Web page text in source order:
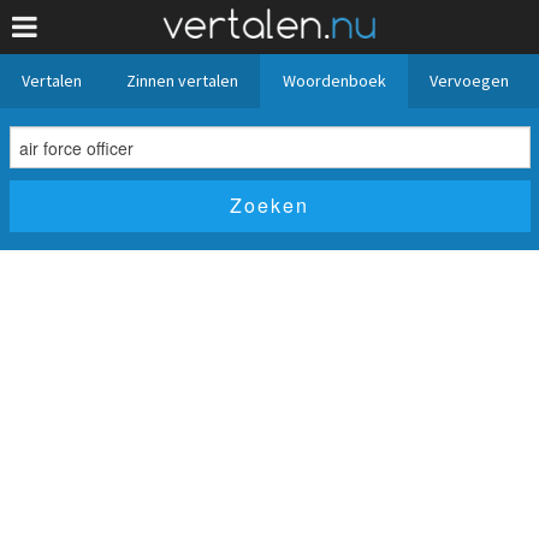
Vertalen Zinnen vertalen Woordenboek Vervoegen